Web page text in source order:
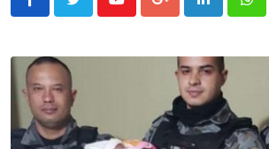
YoutubeGoogle+LinkedIn